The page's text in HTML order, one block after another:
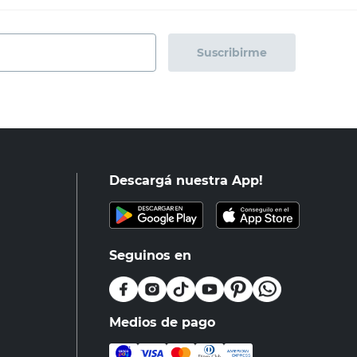
Suscribirme
Descargá nuestra App!
Seguinos en
Medios de pago